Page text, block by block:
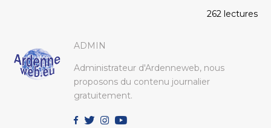
262 lectures
ADMIN
Administrateur d'Ardenneweb, nous
proposons du contenu journalier
gratuitement.